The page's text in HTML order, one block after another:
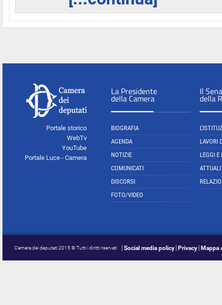
Portale storico
WebTv
YouTube
Portale Luce - Camera
La Presidente
della Camera
BIOGRAFIA
AGENDA
NOTIZIE
COMUNICATI
DISCORSI
FOTO/VIDEO
Il
della
LAVORI
LEGGI E
Camera dei deputati 2015 © Tutti i diritti riservati Social media policy Privacy Mappa